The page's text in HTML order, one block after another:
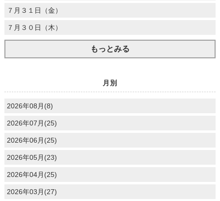
７月３１日（金）
７月３０日（木）
もっとみる
月別
2026年08月(8)
2026年07月(25)
2026年06月(25)
2026年05月(23)
2026年04月(25)
2026年03月(27)